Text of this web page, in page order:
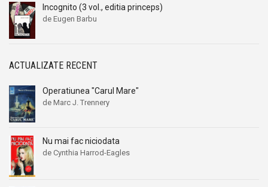
Incognito (3 vol., editia princeps)
de Eugen Barbu
ACTUALIZATE RECENT
Operatiunea "Carul Mare"
de Marc J. Trennery
Nu mai fac niciodata
de Cynthia Harrod-Eagles